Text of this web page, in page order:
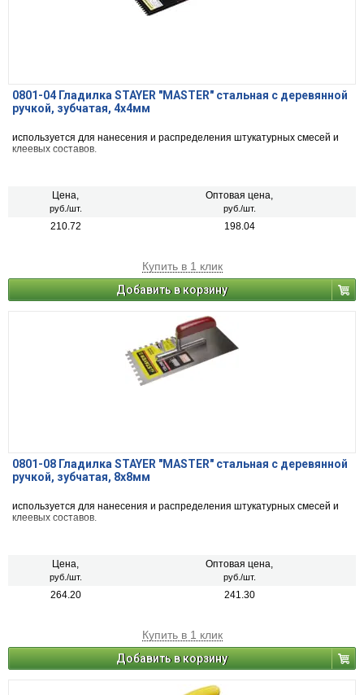
0801-04 Гладилка STAYER "MASTER" стальная с деревянной
ручкой, зубчатая, 4х4мм
используется для нанесения и распределения штукатурных смесей и
клеевых составов.
Цена,
руб./шт.
Оптовая цена,
руб./шт.
210.72 198.04
Купить в 1 клик
Добавить в корзину
0801-08 Гладилка STAYER "MASTER" стальная с деревянной
ручкой, зубчатая, 8х8мм
используется для нанесения и распределения штукатурных смесей и
клеевых составов.
Цена,
руб./шт.
Оптовая цена,
руб./шт.
264.20 241.30
Купить в 1 клик
Добавить в корзину